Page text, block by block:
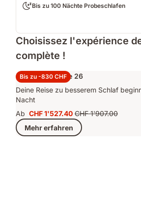
Bis zu 100 Nächte Probeschlafen
Choisissez l'expérience
complète !
Bis zu -830 CHF
Set Performance 26
Deine Reise zu besserem Schlaf
Nacht
Ab Preis
CHF 1'527.40
CHF 1'527.40Ursprünglicher
Preis
CHF 1'907.00
CHF 1'907.00
Mehr erfahren